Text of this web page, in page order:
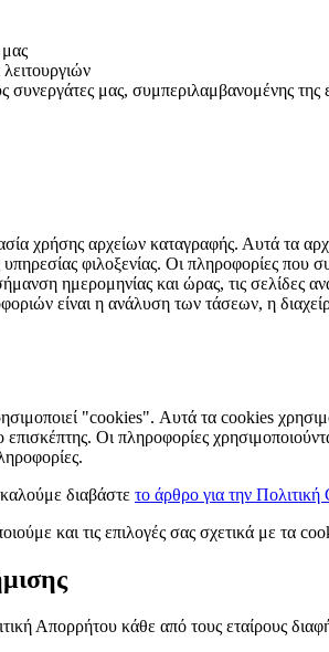
συνεργάτες μας, συμπεριλαμβανομένης
αρχείων καταγραφής. Αυτά τα
υπηρεσίας φιλοξενίας. Οι πληροφορίες
ημερομηνίας και ώρας, τις σελίδες
είναι η ανάλυση των τάσεων, η
"cookies". Αυτά τα cookies
Οι πληροφορίες
διαβάστε το άρθρο για την Πολιτική
και τις επιλογές σας σχετικά με τα
Απορρήτου κάθε από τους εταίρους